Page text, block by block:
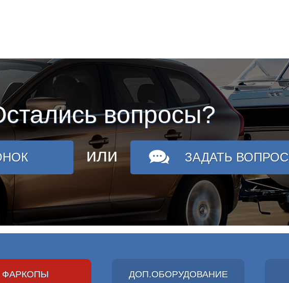
вопросы?
или ЗАДАТЬ ВОПРОС
ФАРКОПЫ ДОП.ОБОРУДОВАНИЕ